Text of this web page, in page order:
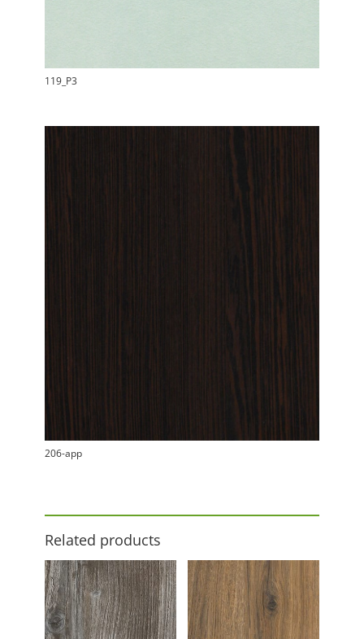
119_P3
206-app
Related products